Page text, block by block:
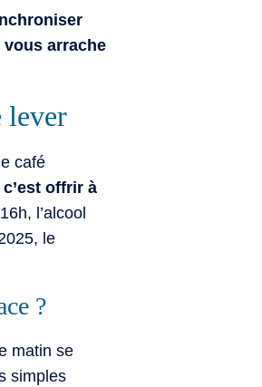
arrache
lever
café
offrir à
l’alcool
le
?
matin se
simples